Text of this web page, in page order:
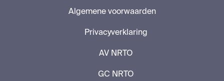
Algemene voorwaarden
Privacyverklaring
AV NRTO
GC NRTO